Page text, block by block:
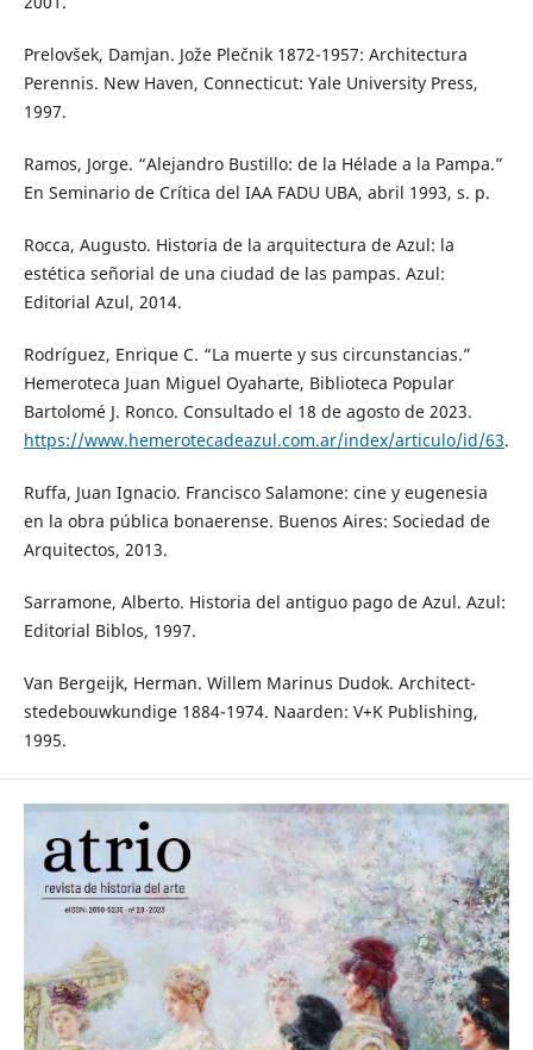
Prelovšek, Damjan. Jože Plečnik 1872-1957: Architectura
Perennis. New Haven, Connecticut: Yale University Press,
1997.
Ramos, Jorge. “Alejandro Bustillo: de la Hélade a la Pampa.”
En Seminario de Crítica del IAA FADU UBA, abril 1993, s. p.
Rocca, Augusto. Historia de la arquitectura de Azul: la
estética señorial de una ciudad de las pampas. Azul:
Editorial Azul, 2014.
Rodríguez, Enrique C. “La muerte y sus circunstancias.”
Hemeroteca Juan Miguel Oyaharte, Biblioteca Popular
Bartolomé J. Ronco. Consultado el 18 de agosto de 2023.
https://www.hemerotecadeazul.com.ar/index/articulo/id/63.
Ruffa, Juan Ignacio. Francisco Salamone: cine y eugenesia
en la obra pública bonaerense. Buenos Aires: Sociedad de
Arquitectos, 2013.
Sarramone, Alberto. Historia del antiguo pago de Azul. Azul:
Editorial Biblos, 1997.
Van Bergeijk, Herman. Willem Marinus Dudok. Architect-
stedebouwkundige 1884-1974. Naarden: V+K Publishing,
1995.